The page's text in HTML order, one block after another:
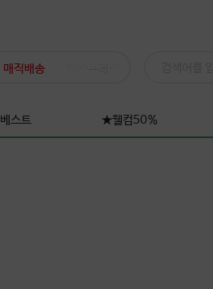
매직배송 익스프레스
베스트 ★웰컴50%